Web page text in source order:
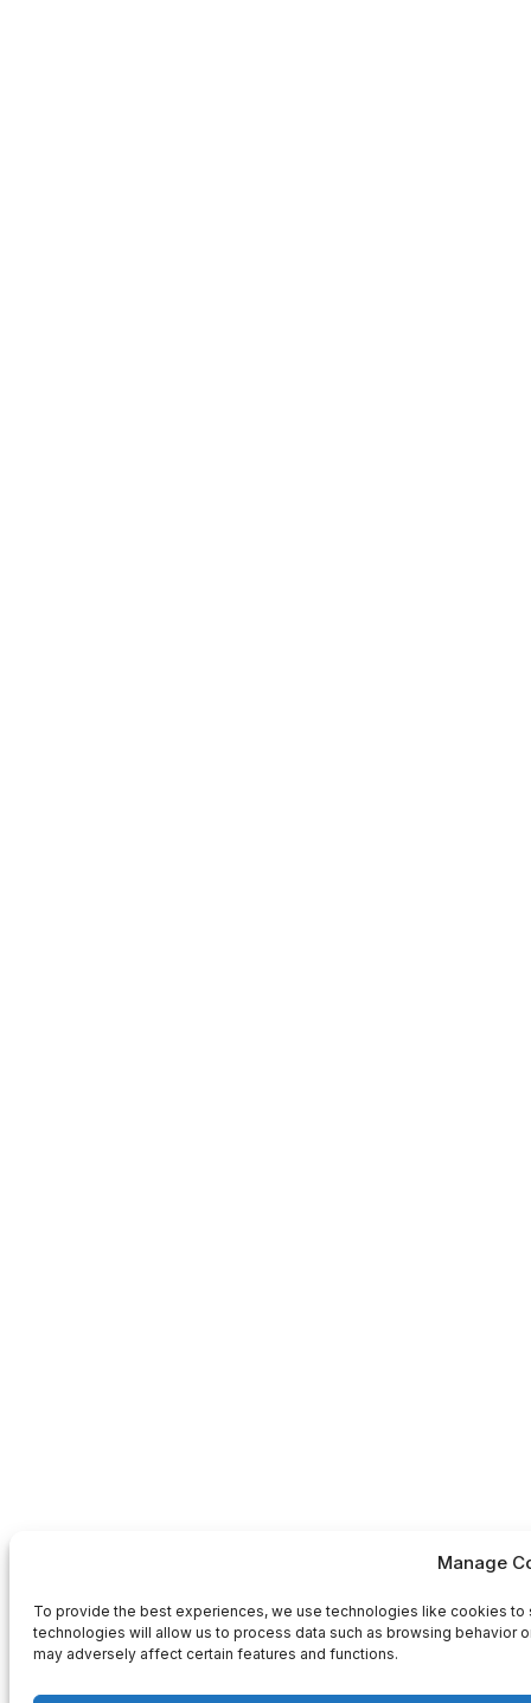
Manage
To provide the best experiences, we use technologies like cookies
technologies will allow us to process data such as browsing behavior
may adversely affect certain features and functions.